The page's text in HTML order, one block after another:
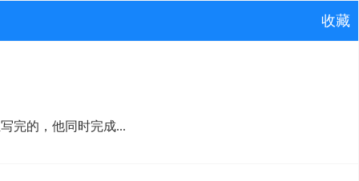
收藏
完的，他同时完成...